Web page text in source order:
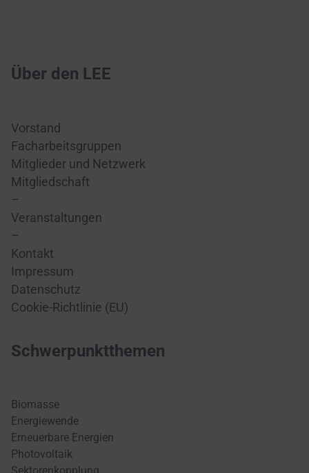
Über den LEE
Vorstand
Facharbeitsgruppen
Mitglieder und Netzwerk
Mitgliedschaft
–
Veranstaltungen
–
Kontakt
Impressum
Datenschutz
Cookie-Richtlinie (EU)
Schwerpunktthemen
Biomasse
Energiewende
Erneuerbare Energien
Photovoltaik